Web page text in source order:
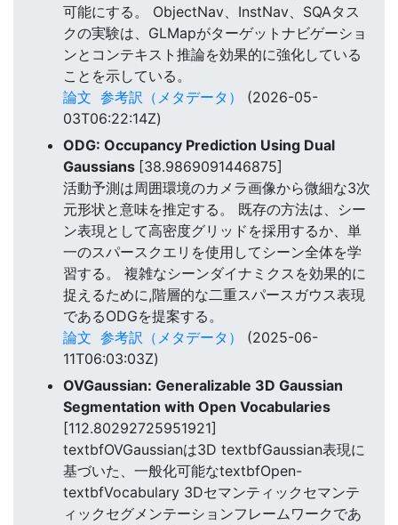
可能にする。 ObjectNav、InstNav、SQAタス
クの実験は、GLMapがターゲットナビゲーショ
ンとコンテキスト推論を効果的に強化している
ことを示している。
論文 参考訳（メタデータ）
(2026-05-
03T06:22:14Z)
ODG: Occupancy Prediction Using Dual
Gaussians [38.9869091446875]
活動予測は周囲環境のカメラ画像から微細な3次
元形状と意味を推定する。 既存の方法は、シー
ン表現として高密度グリッドを採用するか、単
一のスパースクエリを使用してシーン全体を学
習する。 複雑なシーンダイナミクスを効果的に
捉えるために,階層的な二重スパースガウス表現
であるODGを提案する。
論文 参考訳（メタデータ）
(2025-06-
11T06:03:03Z)
OVGaussian: Generalizable 3D Gaussian
Segmentation with Open Vocabularies
[112.80292725951921]
textbfOVGaussianは3D textbfGaussian表現に
基づいた、一般化可能なtextbfOpen-
textbfVocabulary 3Dセマンティックセマンテ
ィックセグメンテーションフレームワークであ